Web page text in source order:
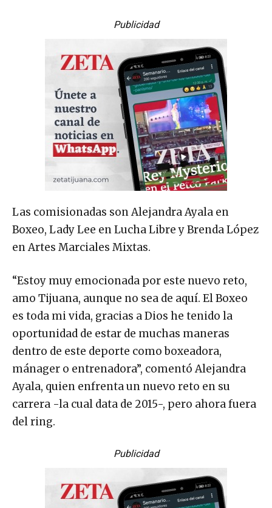
Publicidad
Las comisionadas son Alejandra Ayala en
Boxeo, Lady Lee en Lucha Libre y Brenda López
en Artes Marciales Mixtas.
“Estoy muy emocionada por este nuevo reto,
amo Tijuana, aunque no sea de aquí. El Boxeo
es toda mi vida, gracias a Dios he tenido la
oportunidad de estar de muchas maneras
dentro de este deporte como boxeadora,
mánager o entrenadora”, comentó Alejandra
Ayala, quien enfrenta un nuevo reto en su
carrera -la cual data de 2015-, pero ahora fuera
del ring.
Publicidad